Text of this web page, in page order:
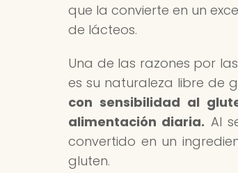
que la convierte en un
de lácteos.
Una de las razones por
es su naturaleza libre de
con sensibilidad al
alimentación diaria. Al
convertido en un
gluten.